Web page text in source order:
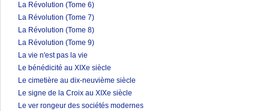
La Révolution (Tome 6)
La Révolution (Tome 7)
La Révolution (Tome 8)
La Révolution (Tome 9)
La vie n'est pas la vie
Le bénédicité au XIXe siècle
Le cimetière au dix-neuvième siècle
Le signe de la Croix au XIXe siècle
Le ver rongeur des sociétés modernes